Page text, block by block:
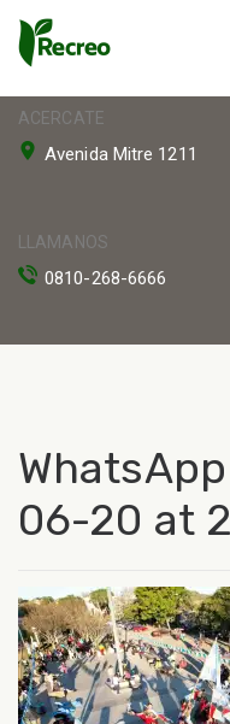
ACERCATE
Avenida Mitre 1211
LLAMANOS
0810-268-6666
06-20 at